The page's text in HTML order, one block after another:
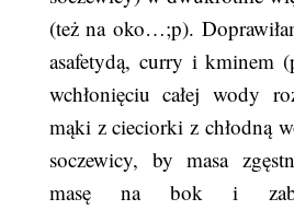
(też na oko…;p).
asafetydą, curry i kminem
wchłonięciu całej wody
mąki z cieciorki z chłodną
soczewicy, by masa
masę na bok i